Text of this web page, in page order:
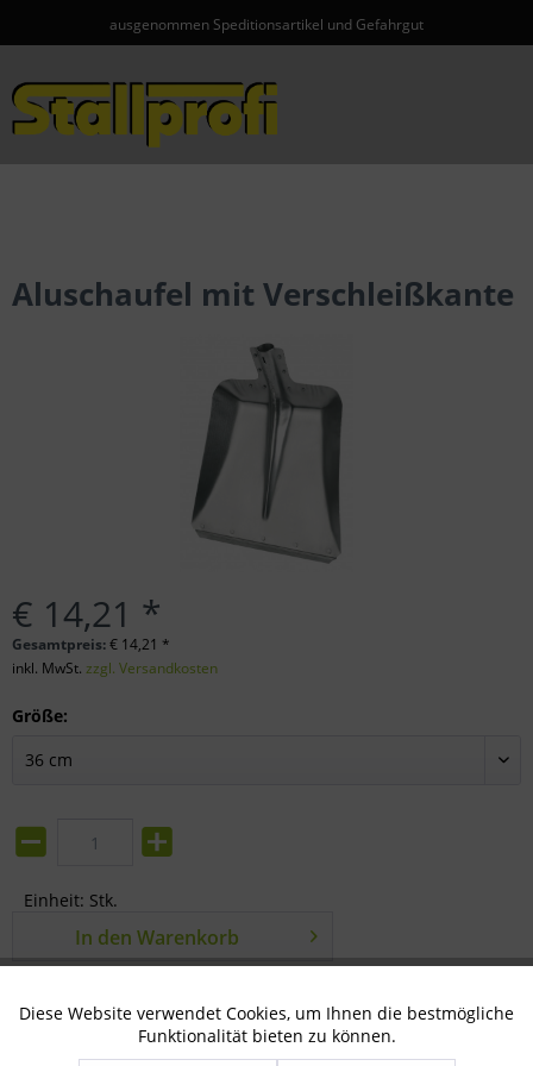
ausgenommen Speditionsartikel und Gefahrgut
Aluschaufel mit Verschleißkante
€ 14,21 *
Gesamtpreis:€ 14,21 *
inkl. MwSt. zzgl. Versandkosten
Größe:
Einheit: Stk.
In den Warenkorb
80-14-0110
Technisch notwendig Aktiv
Diese Website verwendet Cookies, um Ihnen die bestmögliche
Funktionalität bieten zu können.